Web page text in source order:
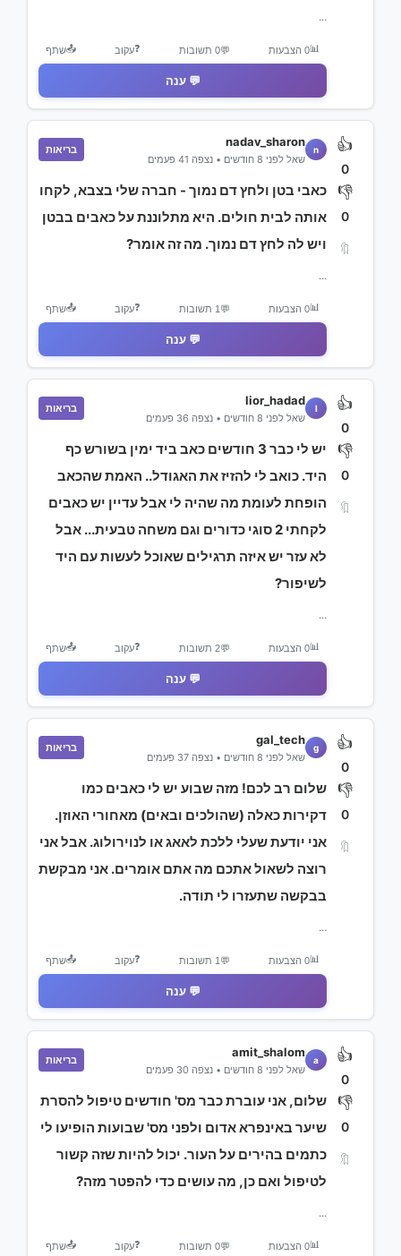
...
📊0 הצבעות 💬0 תשובות ❓עקוב 📤שתף
💬 ענה
👍
0
👎
0
🔖
n
nadav_sharon
שאל לפני 8 חודשים • נצפה 41 פעמים
בריאות
כאבי בטן ולחץ דם נמוך - חברה שלי בצבא, לקחו
אותה לבית חולים. היא מתלוננת על כאבים בבטן
ויש לה לחץ דם נמוך. מה זה אומר?
...
📊0 הצבעות 💬 1 תשובות ❓עקוב 📤שתף
💬 ענה
👍
0
👎
0
🔖
l
lior_hadad
שאל לפני 8 חודשים • נצפה 36 פעמים
בריאות
יש לי כבר 3 חודשים כאב ביד ימין בשורש כף
היד. כואב לי להזיז את האגודל.. האמת שהכאב
הופחת לעומת מה שהיה לי אבל עדיין יש כאבים
לקחתי 2 סוגי כדורים וגם משחה טבעית... אבל
לא עזר יש איזה תרגילים שאוכל לעשות עם היד
לשיפור?
...
📊0 הצבעות 💬2 תשובות ❓עקוב 📤שתף
💬 ענה
👍
0
👎
0
🔖
g
gal_tech
שאל לפני 8 חודשים • נצפה 37 פעמים
בריאות
שלום רב לכם! מזה שבוע יש לי כאבים כמו
דקירות כאלה (שהולכים ובאים) מאחורי האוזן.
אני יודעת שעלי ללכת לאאג או לנוירולוג. אבל אני
רוצה לשאול אתכם מה אתם אומרים. אני מבקשת
בבקשה שתעזרו לי תודה.
...
📊0 הצבעות 💬 1 תשובות ❓עקוב 📤שתף
💬 ענה
👍
0
👎
0
🔖
a
amit_shalom
שאל לפני 8 חודשים • נצפה 30 פעמים
בריאות
שלום, אני עוברת כבר מס' חודשים טיפול להסרת
שיער באינפרא אדום ולפני מס' שבועות הופיעו לי
כתמים בהירים על העור. יכול להיות שזה קשור
לטיפול ואם כן, מה עושים כדי להפטר מזה?
...
📊0 הצבעות 💬0 תשובות ❓עקוב 📤שתף